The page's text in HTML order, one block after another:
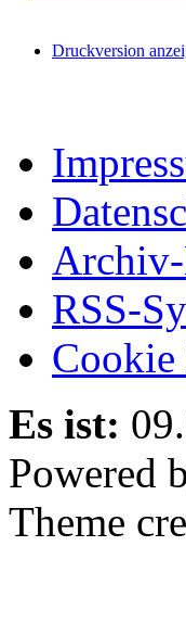
Druckversion
RSS-
Cookie
Es ist:
Powered
Theme